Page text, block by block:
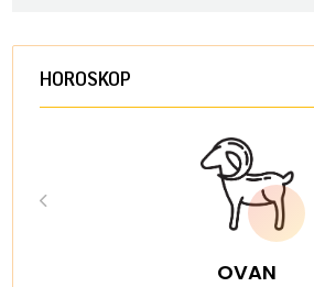
HOROSKOP
OVAN